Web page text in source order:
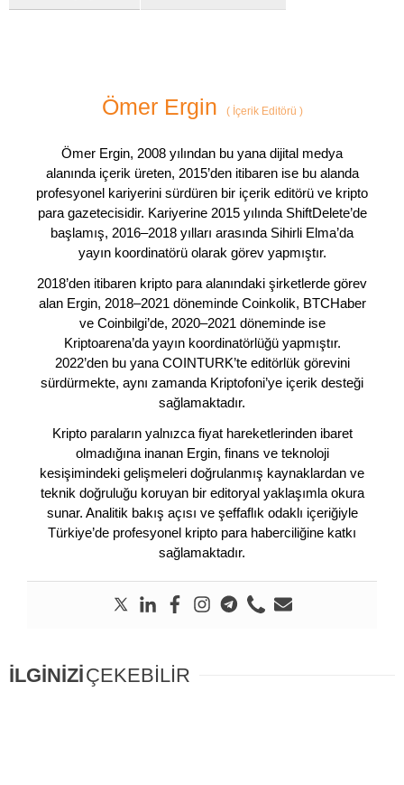
Ömer Ergin (İçerik Editörü )
Ömer Ergin, 2008 yılından bu yana dijital medya
alanında içerik üreten, 2015’den itibaren ise bu alanda
profesyonel kariyerini sürdüren bir içerik editörü ve kripto
para gazetecisidir. Kariyerine 2015 yılında ShiftDelete’de
başlamış, 2016–2018 yılları arasında Sihirli Elma’da
yayın koordinatörü olarak görev yapmıştır.
2018’den itibaren kripto para alanındaki şirketlerde görev
alan Ergin, 2018–2021 döneminde Coinkolik, BTCHaber
ve Coinbilgi’de, 2020–2021 döneminde ise
Kriptoarena’da yayın koordinatörlüğü yapmıştır.
2022’den bu yana COINTURK’te editörlük görevini
sürdürmekte, aynı zamanda Kriptofoni’ye içerik desteği
sağlamaktadır.
Kripto paraların yalnızca fiyat hareketlerinden ibaret
olmadığına inanan Ergin, finans ve teknoloji
kesişimindeki gelişmeleri doğrulanmış kaynaklardan ve
teknik doğruluğu koruyan bir editoryal yaklaşımla okura
sunar. Analitik bakış açısı ve şeffaflık odaklı içeriğiyle
Türkiye’de profesyonel kripto para haberciliğine katkı
sağlamaktadır.
İLGİNİZİÇEKEBİLİR